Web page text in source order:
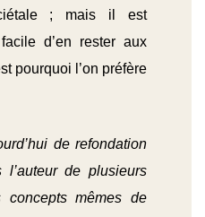
; mais il est
d’en rester aux
pourquoi l’on préfère
de refondation
de plusieurs
mêmes de